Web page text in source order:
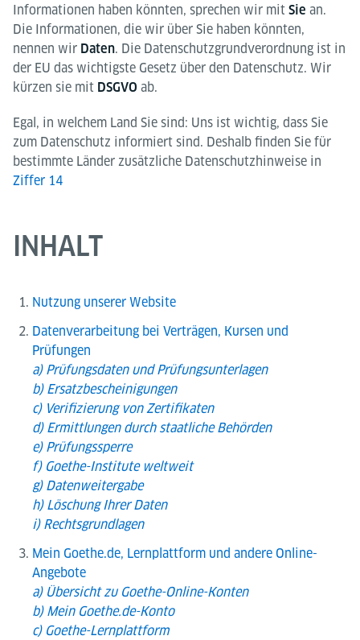
Informationen haben könnten, sprechen wir mit Sie an.
Die Informationen, die wir über Sie haben könnten,
nennen wir Daten. Die Datenschutzgrundverordnung ist in
der EU das wichtigste Gesetz über den Datenschutz. Wir
kürzen sie mit DSGVO ab.
Egal, in welchem Land Sie sind: Uns ist wichtig, dass Sie
zum Datenschutz informiert sind. Deshalb finden Sie für
bestimmte Länder zusätzliche Datenschutzhinweise in
Ziffer 14
INHALT
Nutzung unserer Website
Datenverarbeitung bei Verträgen, Kursen und
Prüfungen
a) Prüfungsdaten und Prüfungsunterlagen
b) Ersatzbescheinigungen
c) Verifizierung von Zertifikaten
d) Ermittlungen durch staatliche Behörden
e) Prüfungssperre
f) Goethe-Institute weltweit
g) Datenweitergabe
h) Löschung Ihrer Daten
i) Rechtsgrundlagen
Mein Goethe.de, Lernplattform und andere Online-
Angebote
a) Übersicht zu Goethe-Online-Konten
b) Mein Goethe.de-Konto
c) Goethe-Lernplattform